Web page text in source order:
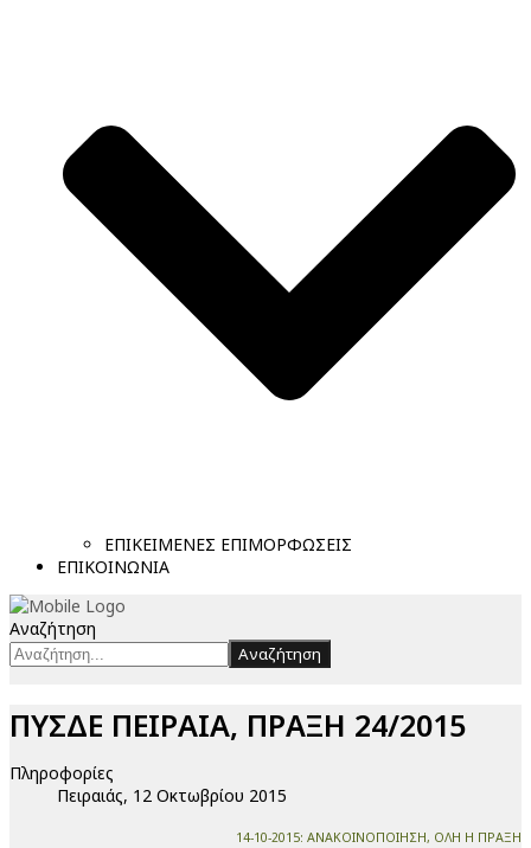
ΕΠΙΚΕΙΜΕΝΕΣ ΕΠΙΜΟΡΦΩΣΕΙΣ
ΕΠΙΚΟΙΝΩΝΙΑ
Αναζήτηση
Αναζήτηση
ΠΥΣΔΕ ΠΕΙΡΑΙΑ, ΠΡΑΞΗ 24/2015
Πληροφορίες
Πειραιάς, 12 Οκτωβρίου 2015
14-10-2015: ΑΝΑΚΟΙΝΟΠΟΙΗΣΗ, ΟΛΗ Η ΠΡΑΞΗ